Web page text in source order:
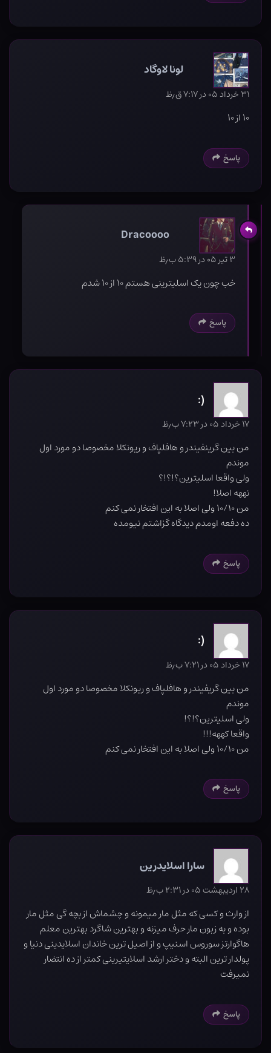
لونا لاوگاد
۳۱ خرداد ۰۵ در ۷:۱۷ ق٫ظ
۱۰ از ۱۰
پاسخ
Dracoooo
۳ تیر ۰۵ در ۵:۳۹ ب٫ظ
خب چون یک اسلیترینی هستم ۱۰ از ۱۰ شدم
پاسخ
(:
۱۷ خرداد ۰۵ در ۷:۲۳ ب٫ظ
من بین گرینفیندر و هافلپاف و ریونکلا مخصوصا دو مورد اول
موندم
ولی واقعا اسلیترین؟!؟!؟
نههه اصلا!
من ۱۰/۱۰ ولی اصلا به این افتخار نمی کنم
ده دفعه اومدم دیدگاه گزاشتم نیومده
پاسخ
(:
۱۷ خرداد ۰۵ در ۷:۲۱ ب٫ظ
من بین گریفیندر و هافلپاف و ریونکلا مخصوصا دو مورد اول
موندم
ولی اسلیترین؟!؟!
واقعا کههه!!!
من ۱۰/۱۰ ولی اصلا به این افتخار نمی کنم
پاسخ
سارا اسلایدرین
۲۸ اردیبهشت ۰۵ در ۲:۳۱ ب٫ظ
از وارث و کسی که مثل مار میمونه و چشماش از بچه گی مثل مار
بوده و به زبون مار حرف میزنه و بهترین شاگرد بهترین معلم
هاگوارتز سوروس اسنیپ و از اصیل ترین خاندان اسلایدینی دنیا و
پولدار ترین البته و دختر ارشد اسلایتیرینی کمتر از ده انتضار
نمیرفت
پاسخ